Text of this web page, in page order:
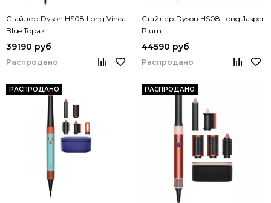
Стайлер Dyson HS08 Long Vinca
Blue Topaz
39190 руб
Распродано
Стайлер Dyson HS08 Long Jasper
Plum
44590 руб
Распродано
РАСПРОДАНО РАСПРОДАНО